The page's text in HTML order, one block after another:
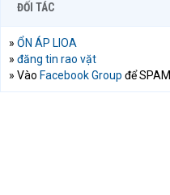
ĐỐI TÁC
» ỔN ÁP LIOA
» đăng tin rao vặt
» Vào Facebook Group để SPAM